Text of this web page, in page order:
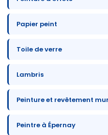
Papier peint
Toile de verre
Lambris
Peinture et revêtement
Peintre à Épernay